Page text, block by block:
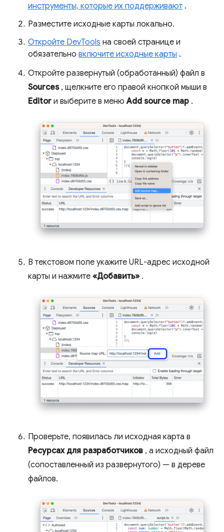
инструменты, которые их поддерживают .
Разместите исходные карты локально.
Откройте DevTools на своей странице и
обязательно включите исходные карты .
Откройте развернутый (обработанный) файл в
Sources, щелкните его правой кнопкой мыши в
Editor и выберите в менюAdd source map .
В текстовом поле укажите URL-адрес исходной
карты и нажмите «Добавить» .
Проверьте, появилась ли исходная карта в
Ресурсах для разработчиков , а исходный файл
(сопоставленный из развернутого) — в дереве
файлов.